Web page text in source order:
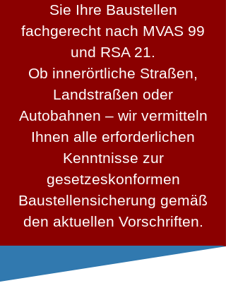
Sie Ihre Baustellen
fachgerecht nach MVAS 99
und RSA 21.
Ob innerörtliche Straßen,
Landstraßen oder
Autobahnen – wir vermitteln
Ihnen alle erforderlichen
Kenntnisse zur
gesetzeskonformen
Baustellensicherung gemäß
den aktuellen Vorschriften.